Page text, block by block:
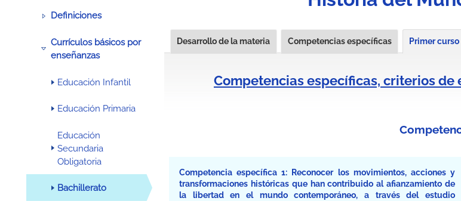
Definiciones
Currículos básicos por
enseñanzas
Educación Infantil
Educación Primaria
Educación
Secundaria
Obligatoria
Bachillerato
Desarrollo de la materia Competencias específicas Primer curso
Competencias específicas, criterios
Competencia específica 1: Reconocer los movimientos, acciones y
transformaciones históricas que han contribuido al afianzamiento de
la libertad en el mundo contemporáneo, a través del estudio